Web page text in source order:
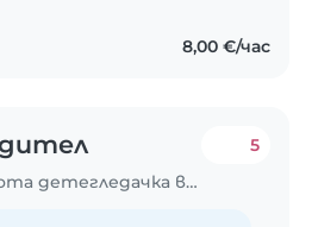
8,00 €/час
Работа детегледачка в Пловдив
5